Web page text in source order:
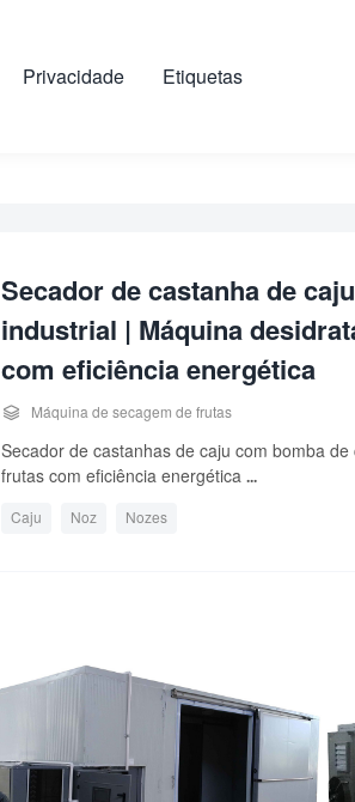
Privacidade Etiquetas
Secador de castanha de
industrial | Máquina
com eficiência energética
 Máquina de secagem de frutas
Secador de castanhas de caju com bomba
frutas com eficiência energética ...
Caju Noz Nozes